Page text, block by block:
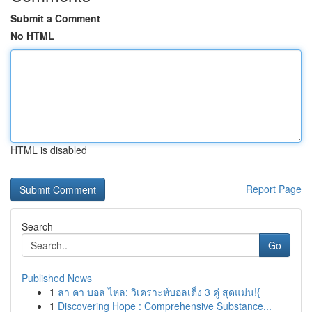
Submit a Comment
No HTML
HTML is disabled
Report Page
Search
Go
Published News
1 ลา คา บอล ไหล: วิเคราะห์บอลเต็ง 3 คู่ สุดแม่น!{
1 Discovering Hope : Comprehensive Substance...